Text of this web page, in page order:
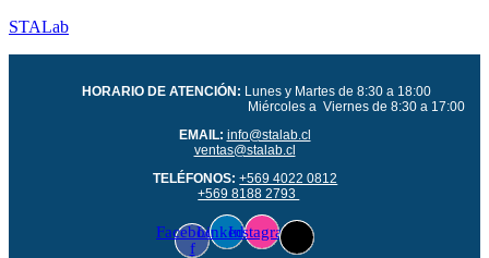
STALab
HORARIO DE ATENCIÓN: Lunes y Martes de 8:30 a 18:00
Miércoles a Viernes de 8:30 a 17:00
EMAIL: info@stalab.cl
ventas@stalab.cl
TELÉFONOS:+569 4022 0812
+569 8188 2793
Facebook-
f
LinkedinInstagram